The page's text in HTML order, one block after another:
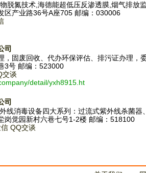
脱氮技术,海德能超低压反渗透膜,烟气排放
区产业路36号A座705 邮编：030006
司
，固废回收、代办环保评估、排污证办理，
3号 邮编：523000
交谈
detail/yxh8915.ht
司
线消毒设备四大系列：过流式紫外线杀菌
岗觉园新村六巷七号1-2楼 邮编：518100
QQ交谈